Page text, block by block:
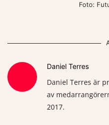
Foto:
Daniel Terres
Daniel Terres är
av
2017.